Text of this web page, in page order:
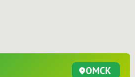
ОМСК